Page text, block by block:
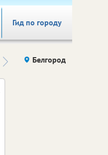
Гид по городу
Здоровье компаний (на
правах
Белгород